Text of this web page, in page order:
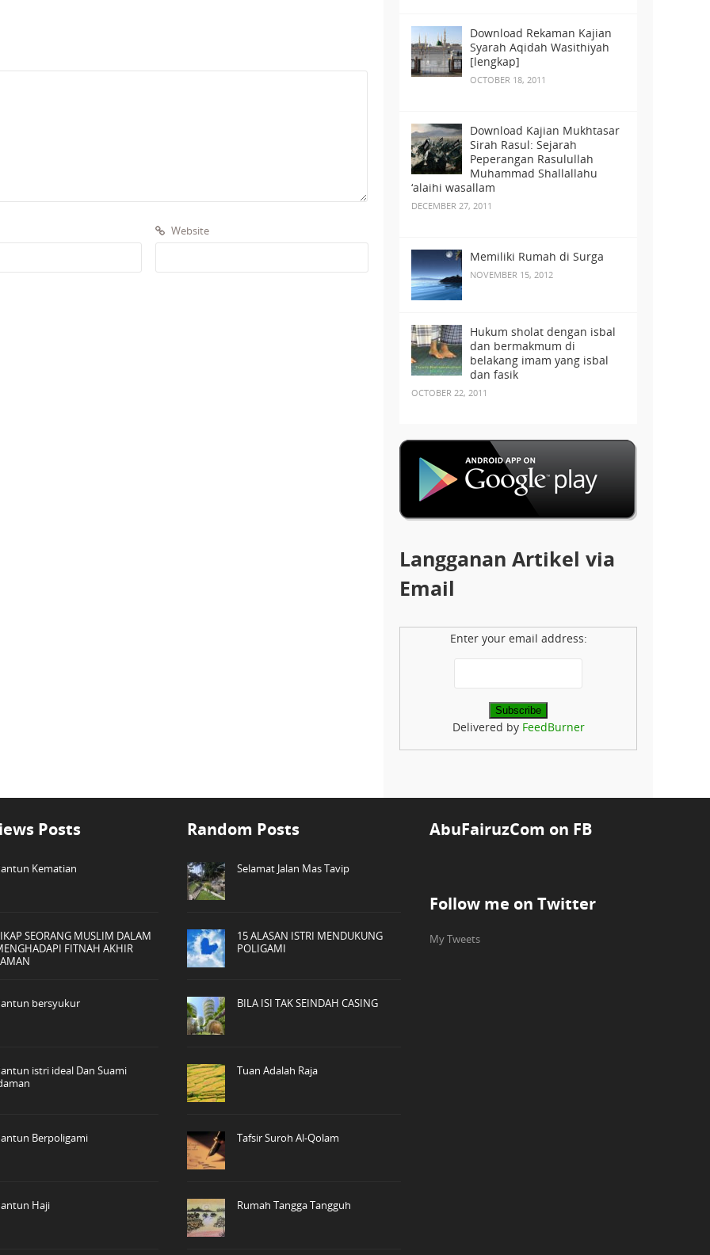
Website
Download Rekaman Kajian
Syarah Aqidah Wasithiyah
[lengkap]
OCTOBER 18, 2011
Download Kajian Mukhtasar
Sirah Rasul: Sejarah
Peperangan Rasulullah
Muhammad Shallallahu
‘alaihi wasallam
DECEMBER 27, 2011
Memiliki Rumah di Surga
NOVEMBER 15, 2012
Hukum sholat dengan isbal
dan bermakmum di
belakang imam yang isbal
dan fasik
OCTOBER 22, 2011
Langganan Artikel via
Email
Enter your email address:
Delivered by FeedBurner
Posts
Kematian
SEORANG MUSLIM DALAM
FITNAH AKHIR
bersyukur
istri ideal Dan Suami
Berpoligami
Haji
Random Posts
Selamat Jalan Mas Tavip
15 ALASAN ISTRI MENDUKUNG
POLIGAMI
BILA ISI TAK SEINDAH CASING
Tuan Adalah Raja
Tafsir Suroh Al-Qolam
Rumah Tangga Tangguh
AbuFairuzCom on FB
Follow me on Twitter
My Tweets